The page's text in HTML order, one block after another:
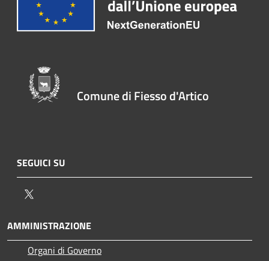
Comune di Fiesso d'Artico
SEGUICI SU
AMMINISTRAZIONE
Organi di Governo